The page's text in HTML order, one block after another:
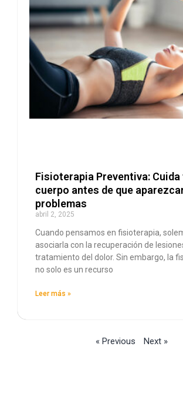
Fisioterapia Preventiva: Cuida
cuerpo antes de que
problemas
abril 2, 2025
Cuando pensamos en fisioterapia,
asociarla con la recuperación de
tratamiento del dolor. Sin embargo, la
no solo es un recurso
Leer más »
« Previous Next »